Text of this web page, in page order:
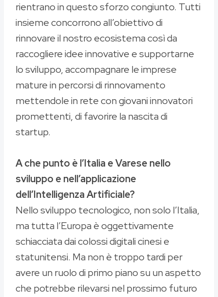
rientrano in questo sforzo congiunto. Tutti
insieme concorrono all’obiettivo di
rinnovare il nostro ecosistema così da
raccogliere idee innovative e supportarne
lo sviluppo, accompagnare le imprese
mature in percorsi di rinnovamento
mettendole in rete con giovani innovatori
promettenti, di favorire la nascita di
startup.
A che punto è l’Italia e Varese nello
sviluppo e nell’applicazione
dell’Intelligenza Artificiale?
Nello sviluppo tecnologico, non solo l’Italia,
ma tutta l’Europa è oggettivamente
schiacciata dai colossi digitali cinesi e
statunitensi. Ma non è troppo tardi per
avere un ruolo di primo piano su un aspetto
che potrebbe rilevarsi nel prossimo futuro